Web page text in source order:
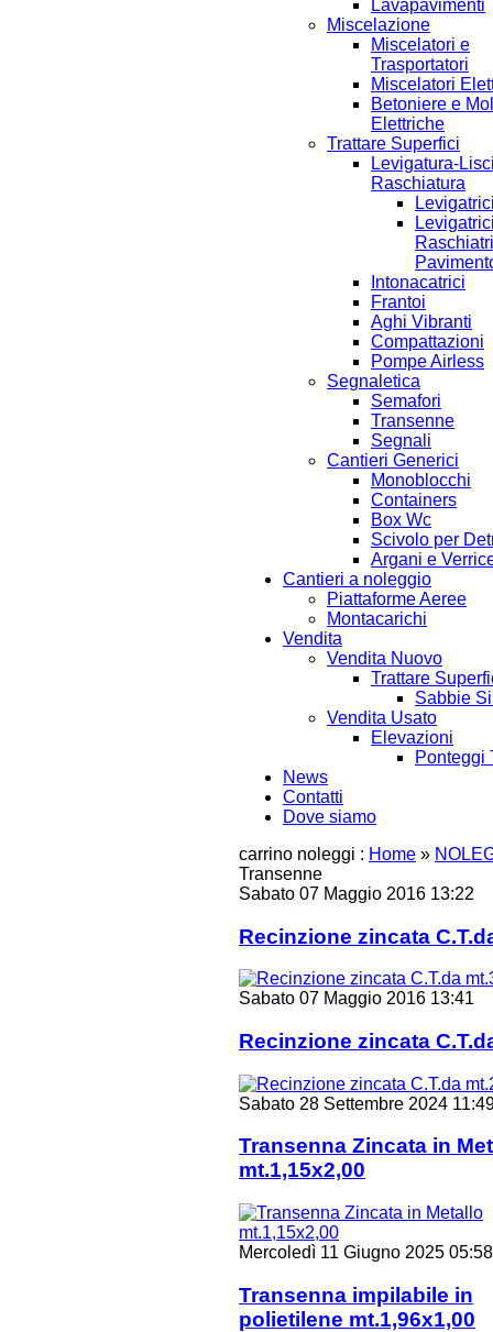
Lavapavimenti
Miscelazione
Miscelatori e
Trasportatori
Miscelatori
Betoniere e
Elettriche
Trattare Superfici
Levigatura-
Raschiatura
Intonacatrici
Frantoi
Aghi Vibranti
Compattazioni
Pompe Airless
Segnaletica
Semafori
Transenne
Segnali
Cantieri Generici
Monoblocchi
Containers
Box Wc
Scivolo per
Argani e
Cantieri a noleggio
Piattaforme Aeree
Montacarichi
Vendita
Vendita Nuovo
Trattare
Sabbie
Vendita Usato
Elevazioni
Ponteggi
News
Contatti
Dove siamo
carrino noleggi : Home »
Transenne
Sabato 07 Maggio 2016 13:22
Recinzione zincata
Sabato 07 Maggio 2016 13:41
Recinzione zincata
Sabato 28 Settembre 2024
Transenna Zincata in
mt.1,15x2,00
Mercoledì 11 Giugno 2025 05:58
Transenna impilabile in
polietilene mt.1,96x1,00